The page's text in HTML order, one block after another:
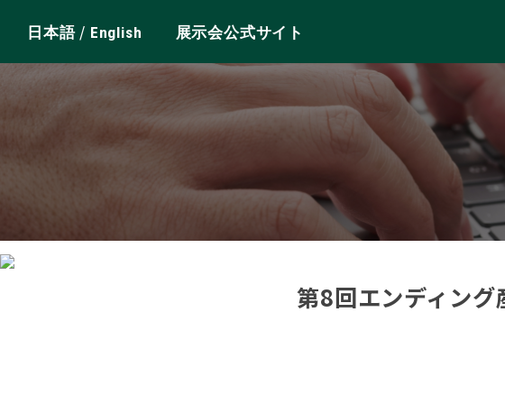
日本語/ English 展示会公式サイト
第8回エンディン